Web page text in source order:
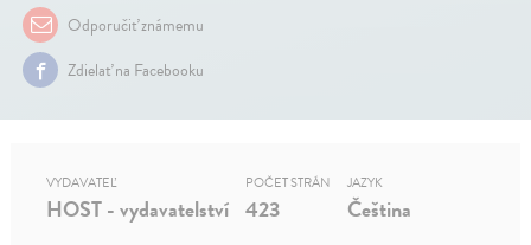
Odporučiť známemu
Zdielať na Facebooku
VYDAVATEĽ
HOST - vydavatelství
POČET STRÁN
423
JAZYK
Čeština